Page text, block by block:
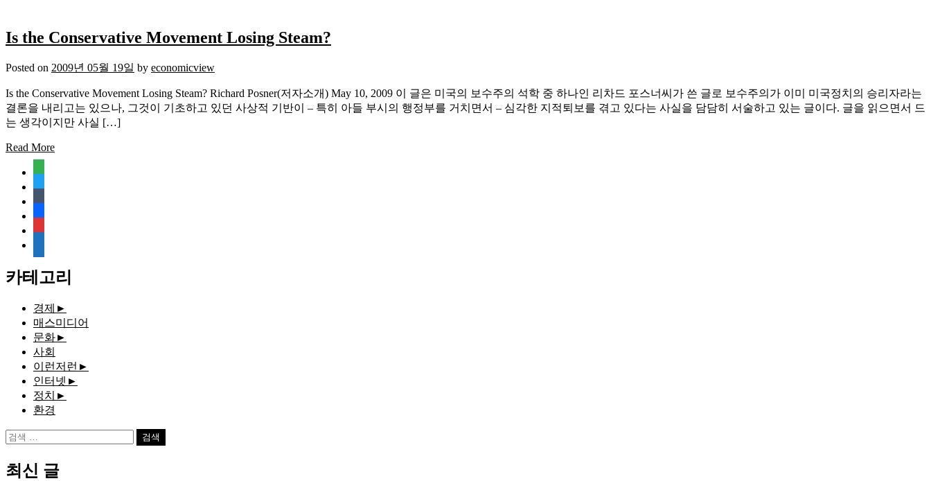
Is the Conservative Movement Losing Steam?
Posted on 2009년 05월 19일 by economicview
Is the Conservative Movement Losing Steam? Richard Posner(저자소개) May 10, 2009 이 글은 미국의 보수주의 석학 중 하나인 리차드 포스너씨가 쓴 글로 보수주의가 이미 미국정치의 승리자라는
결론을 내리고는 있으나, 그것이 기초하고 있던 사상적 기반이 – 특히 아들 부시의 행정부를 거치면서 – 심각한 지적퇴보를 겪고 있다는 사실을 담담히 서술하고 있는 글이다. 글을 읽으면서 드
는 생각이지만 사실 […]
Read More
document
카테고리
경제 ►
매스미디어
문화►
사회
이런저런 ►
인터넷 ►
정치 ►
환경
검
최신 글